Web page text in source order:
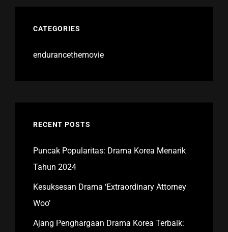
CATEGORIES
endurancethemovie
RECENT POSTS
Puncak Popularitas: Drama Korea Menarik
Tahun 2024
Kesuksesan Drama ‘Extraordinary Attorney
Woo’
Ajang Penghargaan Drama Korea Terbaik: